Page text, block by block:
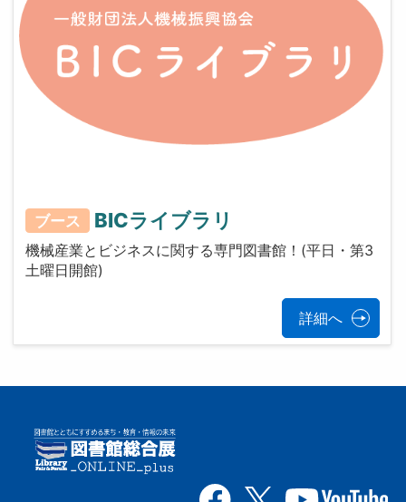
ブース BICライブラリ
機械産業とビジネスに関する専門図書館！(平日・第3
土曜日開館)
詳細へ